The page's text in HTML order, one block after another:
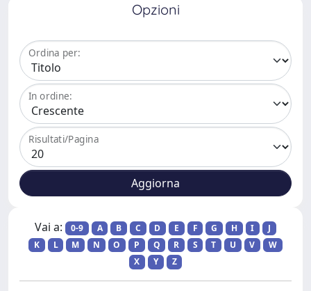
Opzioni
Ordina per:
In ordine:
Risultati/Pagina
Vai a: 0-9 A B C D E F G H I
J
K
L M N O P Q R S T U V
W
X
Y Z